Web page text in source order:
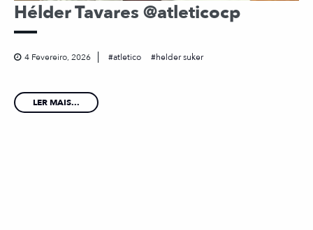
Hélder Tavares @atleticocp
4 Fevereiro, 2026 atletico helder suker
LER MAIS...